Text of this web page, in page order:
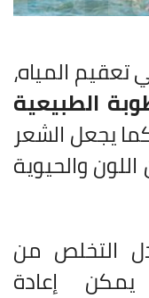
المياه،
الطبيعية
يجعل الشعر
والحيوية
التخلص من
يمكن إعادة